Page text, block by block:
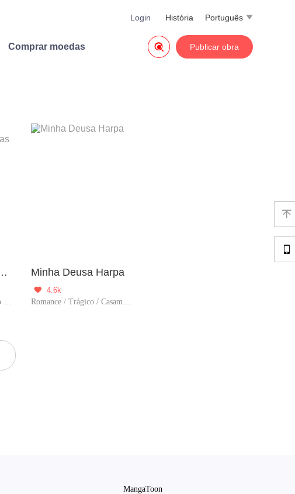
Português 
História
Login
Comprar moedas Publicar obra

Tem Apenas 5 Anos
Romance / Grávida / Ramo do entretenimento / Perda de Memória
Minha Deusa Harpa

4.6k
Romance / Trágico / Casamento contratado / Perda de Memória

MangaToon